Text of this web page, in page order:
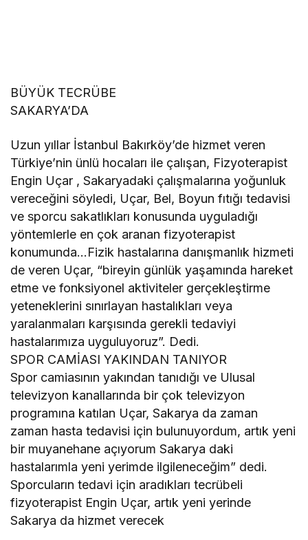
BÜYÜK TECRÜBE
SAKARYA’DA
Uzun yıllar İstanbul Bakırköy’de hizmet veren
Türkiye’nin ünlü hocaları ile çalışan, Fizyoterapist
Engin Uçar , Sakaryadaki çalışmalarına yoğunluk
vereceğini söyledi, Uçar, Bel, Boyun fıtığı tedavisi
ve sporcu sakatlıkları konusunda uyguladığı
yöntemlerle en çok aranan fizyoterapist
konumunda…Fizik hastalarına danışmanlık hizmeti
de veren Uçar, “bireyin günlük yaşamında hareket
etme ve fonksiyonel aktiviteler gerçekleştirme
yeteneklerini sınırlayan hastalıkları veya
yaralanmaları karşısında gerekli tedaviyi
hastalarımıza uyguluyoruz”. Dedi.
SPOR CAMİASI YAKINDAN TANIYOR
Spor camiasının yakından tanıdığı ve Ulusal
televizyon kanallarında bir çok televizyon
programına katılan Uçar, Sakarya da zaman
zaman hasta tedavisi için bulunuyordum, artık yeni
bir muyanehane açıyorum Sakarya daki
hastalarımla yeni yerimde ilgileneceğim” dedi.
Sporcuların tedavi için aradıkları tecrübeli
fizyoterapist Engin Uçar, artık yeni yerinde
Sakarya da hizmet verecek